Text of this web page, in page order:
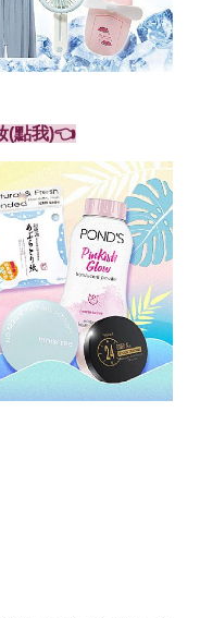
(點我)👈